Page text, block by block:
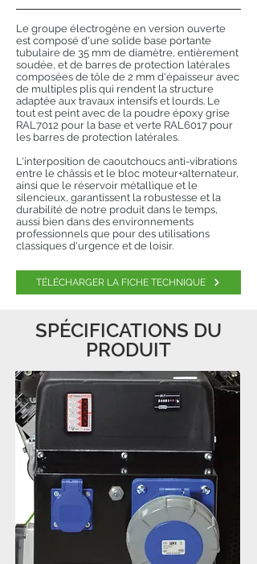
Le groupe électrogène en version ouverte
est composé d'une solide base portante
tubulaire de 35 mm de diamètre, entièrement
soudée, et de barres de protection latérales
composées de tôle de 2 mm d'épaisseur avec
de multiples plis qui rendent la structure
adaptée aux travaux intensifs et lourds. Le
tout est peint avec de la poudre époxy grise
RAL7012 pour la base et verte RAL6017 pour
les barres de protection latérales.
L'interposition de caoutchoucs anti-vibrations
entre le châssis et le bloc moteur+alternateur,
ainsi que le réservoir métallique et le
silencieux, garantissent la robustesse et la
durabilité de notre produit dans le temps,
aussi bien dans des environnements
professionnels que pour des utilisations
classiques d'urgence et de loisir.
TÉLÉCHARGER LA FICHE TECHNIQUE
SPÉCIFICATIONS DU
PRODUIT